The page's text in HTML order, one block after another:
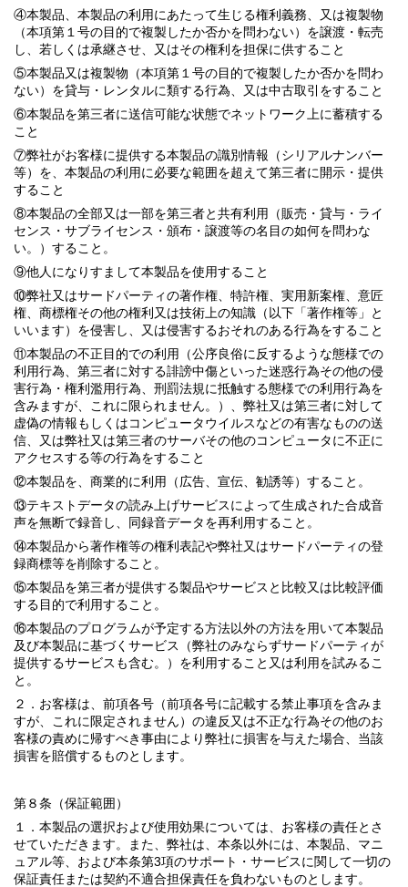
④本製品、本製品の利用にあたって生じる権利義務、又は複製物
（本項第１号の目的で複製したか否かを問わない）を譲渡・転売
し、若しくは承継させ、又はその権利を担保に供すること
⑤本製品又は複製物（本項第１号の目的で複製したか否かを問わ
ない）を貸与・レンタルに類する行為、又は中古取引をすること
⑥本製品を第三者に送信可能な状態でネットワーク上に蓄積する
こと
⑦弊社がお客様に提供する本製品の識別情報（シリアルナンバー
等）を、本製品の利用に必要な範囲を超えて第三者に開示・提供
すること
⑧本製品の全部又は一部を第三者と共有利用（販売・貸与・ライ
センス・サブライセンス・頒布・譲渡等の名目の如何を問わな
い。）すること。
⑨他人になりすまして本製品を使用すること
⑩弊社又はサードパーティの著作権、特許権、実用新案権、意匠
権、商標権その他の権利又は技術上の知識（以下「著作権等」と
いいます）を侵害し、又は侵害するおそれのある行為をすること
⑪本製品の不正目的での利用（公序良俗に反するような態様での
利用行為、第三者に対する誹謗中傷といった迷惑行為その他の侵
害行為・権利濫用行為、刑罰法規に抵触する態様での利用行為を
含みますが、これに限られません。）、弊社又は第三者に対して
虚偽の情報もしくはコンピュータウイルスなどの有害なものの送
信、又は弊社又は第三者のサーバその他のコンピュータに不正に
アクセスする等の行為をすること
⑫本製品を、商業的に利用（広告、宣伝、勧誘等）すること。
⑬テキストデータの読み上げサービスによって生成された合成音
声を無断で録音し、同録音データを再利用すること。
⑭本製品から著作権等の権利表記や弊社又はサードパーティの登
録商標等を削除すること。
⑮本製品を第三者が提供する製品やサービスと比較又は比較評価
する目的で利用すること。
⑯本製品のプログラムが予定する方法以外の方法を用いて本製品
及び本製品に基づくサービス（弊社のみならずサードパーティが
提供するサービスも含む。）を利用すること又は利用を試みるこ
と。
２．お客様は、前項各号（前項各号に記載する禁止事項を含みま
すが、これに限定されません）の違反又は不正な行為その他のお
客様の責めに帰すべき事由により弊社に損害を与えた場合、当該
損害を賠償するものとします。
第８条（保証範囲）
１．本製品の選択および使用効果については、お客様の責任とさ
せていただきます。また、弊社は、本条以外には、本製品、マニ
ュアル等、および本条第3項のサポート・サービスに関して一切の
保証責任または契約不適合担保責任を負わないものとします。